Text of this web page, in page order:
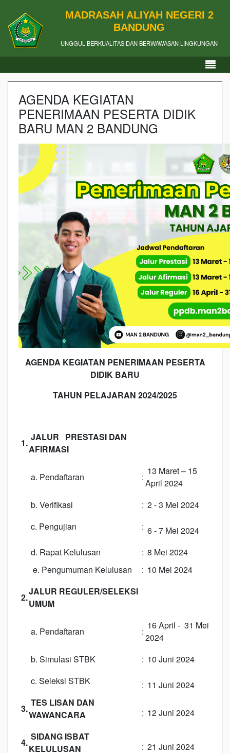
MADRASAH ALIYAH NEGERI 2
BANDUNG
UNGGUL BERKUALITAS DAN BERWAWASAN LINGKUNGAN
AGENDA KEGIATAN
PENERIMAAN PESERTA DIDIK
BARU MAN 2 BANDUNG
AGENDA KEGIATAN PENERIMAAN PESERTA
DIDIK BARU
TAHUN PELAJARAN 2024/2025
1.
JALUR PRESTASI DAN
AFIRMASI
a. Pendaftaran :
13 Maret – 15
April 2024
b. Verifikasi
: 2 - 3 Mei 2024
c. Pengujian
: 6 - 7 Mei 2024
d. Rapat Kelulusan
: 8 Mei 2024
e. Pengumuman Kelulusan
: 10 Mei 2024
2.
JALUR REGULER/SELEKSI
UMUM
a. Pendaftaran :
16 April - 31 Mei
2024
b. Simulasi STBK
: 10 Juni 2024
c. Seleksi STBK
: 11 Juni 2024
3.
TES LISAN DAN
WAWANCARA
: 12 Juni 2024
4.
SIDANG ISBAT
KELULUSAN
: 21 Juni 2024